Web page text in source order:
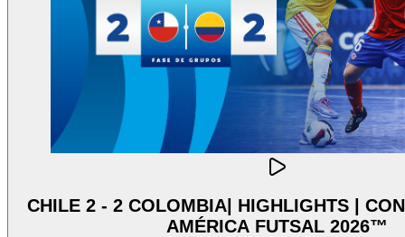
CHILE 2 - 2 COLOMBIA| HIGHLIGHTS |
AMÉRICA FUTSAL 2026™